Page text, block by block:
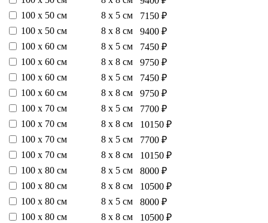
100 х 50 см
8 х 5 см
7150 ₽
100 х 50 см
8 х 8 см
9400 ₽
100 х 60 см
8 х 5 см
7450 ₽
100 х 60 см
8 х 8 см
9750 ₽
100 х 60 см
8 х 5 см
7450 ₽
100 х 60 см
8 х 8 см
9750 ₽
100 х 70 см
8 х 5 см
7700 ₽
100 х 70 см
8 х 8 см
10150 ₽
100 х 70 см
8 х 5 см
7700 ₽
100 х 70 см
8 х 8 см
10150 ₽
100 х 80 см
8 х 5 см
8000 ₽
100 х 80 см
8 х 8 см
10500 ₽
100 х 80 см
8 х 5 см
8000 ₽
100 х 80 см
8 х 8 см
10500 ₽